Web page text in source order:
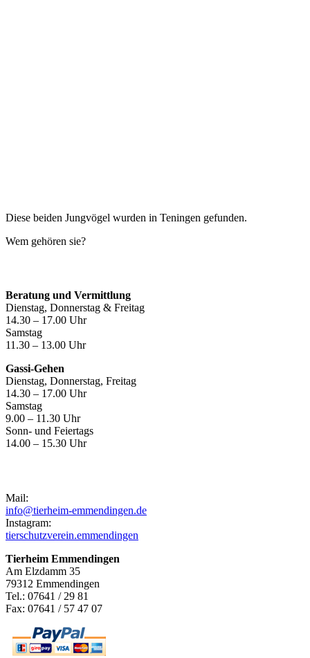
Diese beiden Jungvögel wurden in Teningen gefunden.
Wem gehören sie?
Beratung und Vermittlung
Dienstag, Donnerstag & Freitag
14.30 – 17.00 Uhr
Samstag
11.30 – 13.00 Uhr
Gassi-Gehen
Dienstag, Donnerstag, Freitag
14.30 – 17.00 Uhr
Samstag
9.00 – 11.30 Uhr
Sonn- und Feiertags
14.00 – 15.30 Uhr
Mail:
info@tierheim-emmendingen.de
Instagram:
tierschutzverein.emmendingen
Tierheim Emmendingen
Am Elzdamm 35
79312 Emmendingen
Tel.: 07641 / 29 81
Fax: 07641 / 57 47 07